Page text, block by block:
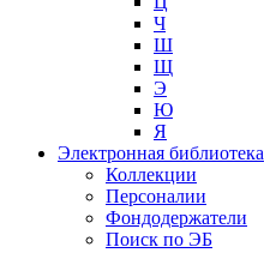
Ч
Ш
Щ
Э
Ю
Я
Электронная библиотека
Коллекции
Персоналии
Фондодержатели
Поиск по ЭБ